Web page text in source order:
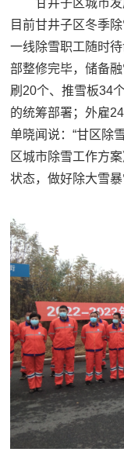
目前甘井子区冬季
一线除雪职工随时
部整修完毕，储备
刷20个、推雪板34
的统筹部署；外雇
单晓闻说：“甘区除
区城市除雪工作方
状态，做好除大雪